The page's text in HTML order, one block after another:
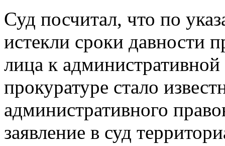
Суд посчитал, что по
истекли сроки давности
лица к административной
прокуратуре стало
административного
заявление в суд